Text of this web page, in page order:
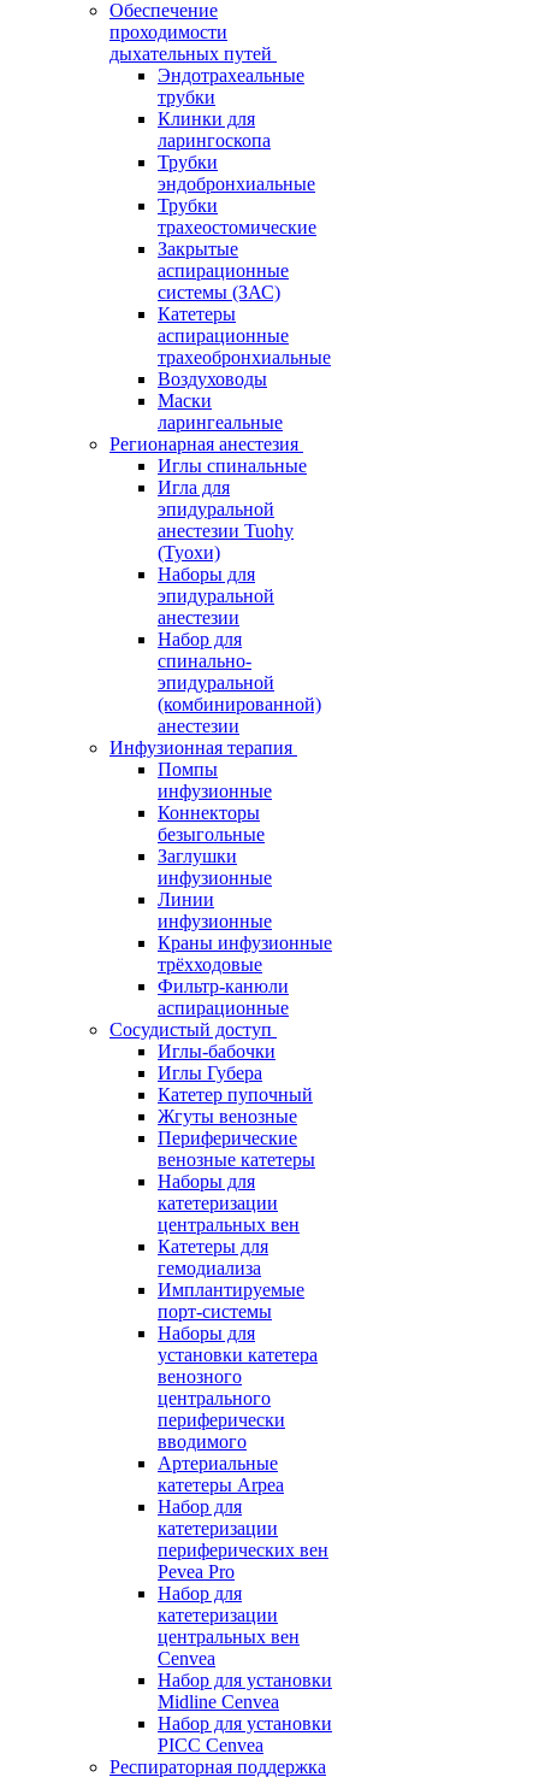
Обеспечение
проходимости
дыхательных путей
Эндотрахеальные
трубки
Клинки для
ларингоскопа
Трубки
эндобронхиальные
Трубки
трахеостомические
Закрытые
аспирационные
системы (ЗАС)
Катетеры
аспирационные
трахеобронхиальные
Воздуховоды
Маски
ларингеальные
Регионарная анестезия
Иглы спинальные
Игла для
эпидуральной
анестезии Tuohy
(Туохи)
Наборы для
эпидуральной
анестезии
Набор для
спинально-
эпидуральной
(комбинированной)
анестезии
Инфузионная терапия
Помпы
инфузионные
Коннекторы
безыгольные
Заглушки
инфузионные
Линии
инфузионные
Краны инфузионные
трёхходовые
Фильтр-канюли
аспирационные
Сосудистый доступ
Иглы-бабочки
Иглы Губера
Катетер пупочный
Жгуты венозные
Периферические
венозные катетеры
Наборы для
катетеризации
центральных вен
Катетеры для
гемодиализа
Имплантируемые
порт‑системы
Наборы для
установки катетера
венозного
центрального
периферически
вводимого
Артериальные
катетеры Arpea
Набор для
катетеризации
периферических вен
Pevea Pro
Набор для
катетеризации
центральных вен
Cenvea
Набор для установки
Midline Cenvea
Набор для установки
PICC Cenvea
Респираторная поддержка